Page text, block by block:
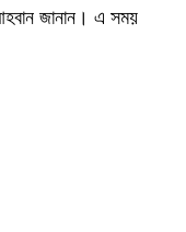
আহবান জানান। এ সময়